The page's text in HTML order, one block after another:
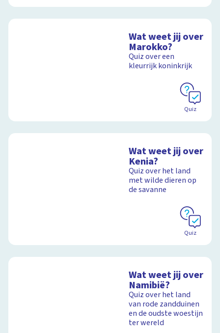
Wat weet jij over
Marokko?
Quiz over een
kleurrijk koninkrijk
Quiz
Wat weet jij over
Kenia?
Quiz over het land
met wilde dieren op
de savanne
Quiz
Wat weet jij over
Namibië?
Quiz over het land
van rode zandduinen
en de oudste woestijn
ter wereld